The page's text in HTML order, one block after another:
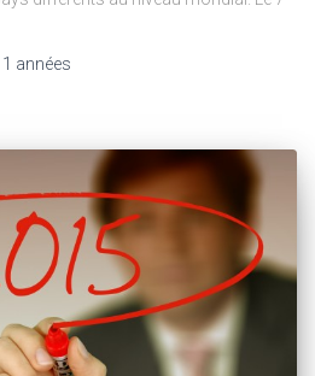
années